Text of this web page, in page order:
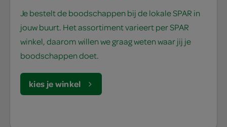
Je bestelt de boodschappen bij de lokale SPAR in
jouw buurt. Het assortiment varieert per SPAR
winkel, daarom willen we graag weten waar jij je
boodschappen doet.
kies je winkel